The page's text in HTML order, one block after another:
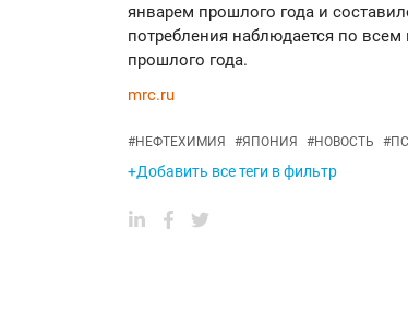
январем прошлого года и
потребления наблюдается по
прошлого года.
mrc.ru
#НЕФТЕХИМИЯ #ЯПОНИЯ #НОВОСТЬ #ПС
+Добавить все теги в фильтр